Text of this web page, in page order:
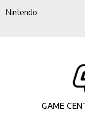
Nintendo
GAME